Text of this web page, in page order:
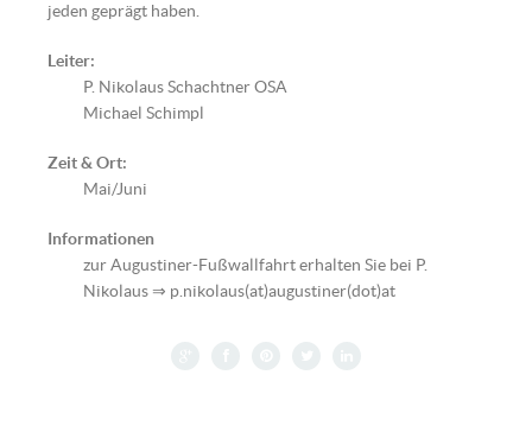
jeden geprägt haben.
Leiter:
P. Nikolaus Schachtner OSA
Michael Schimpl
Zeit & Ort:
Mai/Juni
Informationen
zur Augustiner-Fußwallfahrt erhalten Sie bei P.
Nikolaus ⇒ p.nikolaus(at)augustiner(dot)at